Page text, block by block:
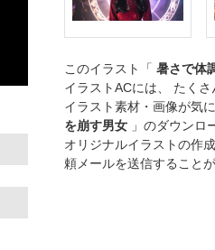
このイラスト「 暑さで体
イラストACには、 たく
イラスト素材・画像が気に
を崩す男女 」のダウンロ
オリジナルイラストの作
頼メールを送信すること